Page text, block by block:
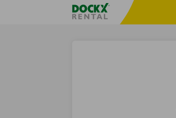
Taalselectie overslaanFratello DEMO